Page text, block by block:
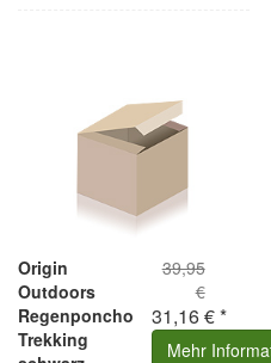
Origin
Outdoors
Regenponcho
Trekking
39,95
€
31,16 € *
Mehr